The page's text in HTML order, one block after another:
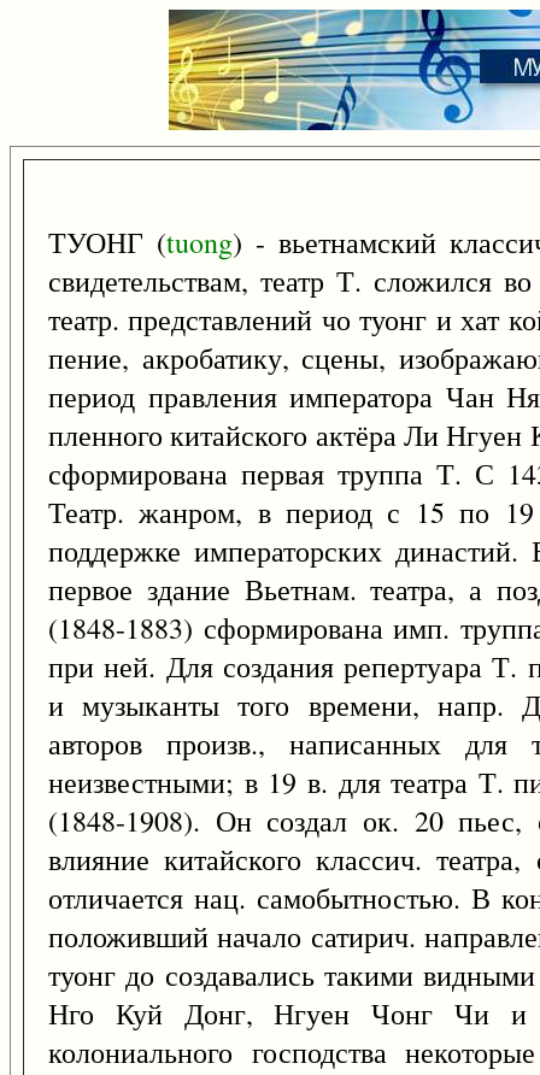
ТУОНГ (tuong) - вьетнамский
свидетельствам, театр Т. сложился
театр. представлений чо туонг и хат
пение, акробатику, сцены,
период правления императора Чан
пленного китайского актёра Ли
сформирована первая труппа Т. С
Театр. жанром, в период с 15 по 19
поддержке императорских
первое здание Вьетнам. театра, а
(1848-1883) сформирована имп.
при ней. Для создания репертуара
и музыканты того времени, напр.
авторов произв., написанных
неизвестными; в 19 в. для театра Т.
(1848-1908). Он создал ок. 20
влияние китайского классич.
отличается нац. самобытностью. В
положивший начало сатирич.
туонг до создавались такими
Нго Куй Донг, Нгуен Чонг Чи и
колониального господства